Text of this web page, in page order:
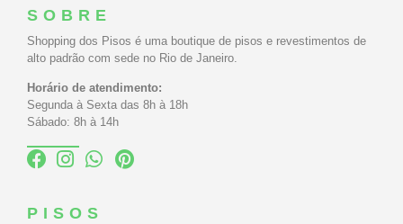
SOBRE
Shopping dos Pisos é uma boutique de pisos e revestimentos de
alto padrão com sede no Rio de Janeiro.
Horário de atendimento:
Segunda à Sexta das 8h à 18h
Sábado: 8h à 14h
PISOS